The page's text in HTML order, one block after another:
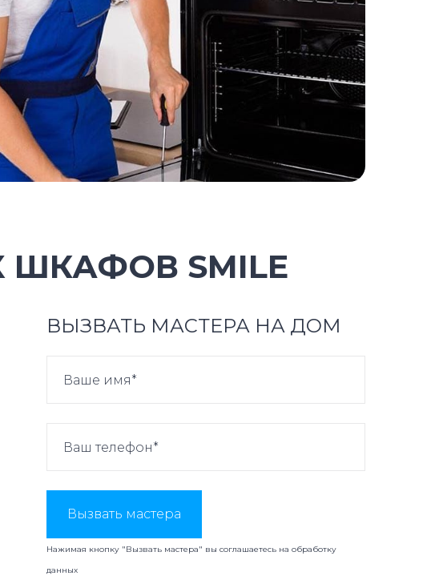
SMILE
ВЫЗВАТЬ МАСТЕРА НА ДОМ
Вызвать мастера
Нажимая кнопку "Вызвать мастера" вы соглашаетесь наобработку
данных